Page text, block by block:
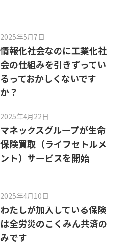
2025年5月7日
情報化社会なのに工業化社
会の仕組みを引きずってい
るっておかしくないです
か？
2025年4月22日
マネックスグループが生命
保険買取（ライフセトルメ
ント）サービスを開始
2025年4月10日
わたしが加入している保険
は全労災のこくみん共済の
みです